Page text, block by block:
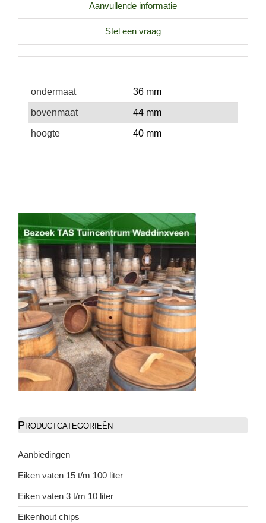
Aanvullende informatie
Stel een vraag
ondermaat 36 mm
bovenmaat 44 mm
hoogte 40 mm
Productcategorieën
Aanbiedingen
Eiken vaten 15 t/m 100 liter
Eiken vaten 3 t/m 10 liter
Eikenhout chips